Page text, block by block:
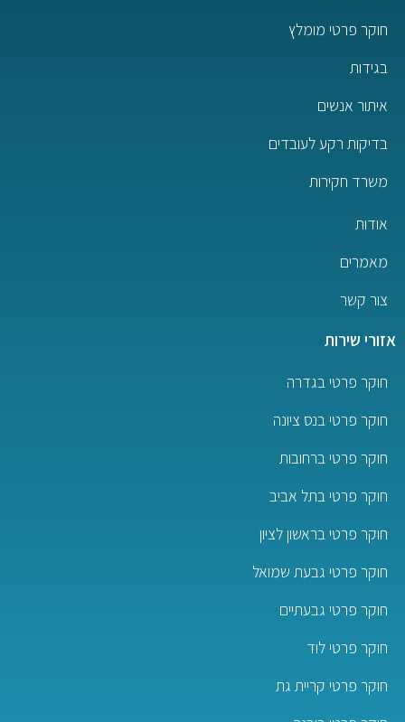
חוקר פרטי מומלץ
בגידות
איתור אנשים
בדיקות רקע לעובדים
משרד חקירות
אודות
מאמרים
צור קשר
אזורי שירות
חוקר פרטי בגדרה
חוקר פרטי בנס ציונה
חוקר פרטי ברחובות
חוקר פרטי בתל אביב
חוקר פרטי בראשון לציון
חוקר פרטי גבעת שמואל
חוקר פרטי גבעתיים
חוקר פרטי לוד
חוקר פרטי קריית גת